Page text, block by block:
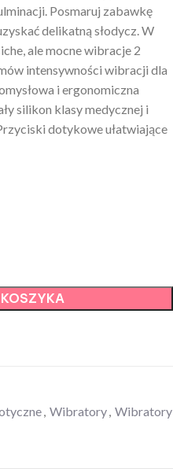
Posmaruj zabawkę
delikatną słodycz. W
ale mocne wibracje 2
intensywności wibracji dla
i ergonomiczna
silikon klasy medycznej i
dotykowe ułatwiające
, Wibratory, Wibratory